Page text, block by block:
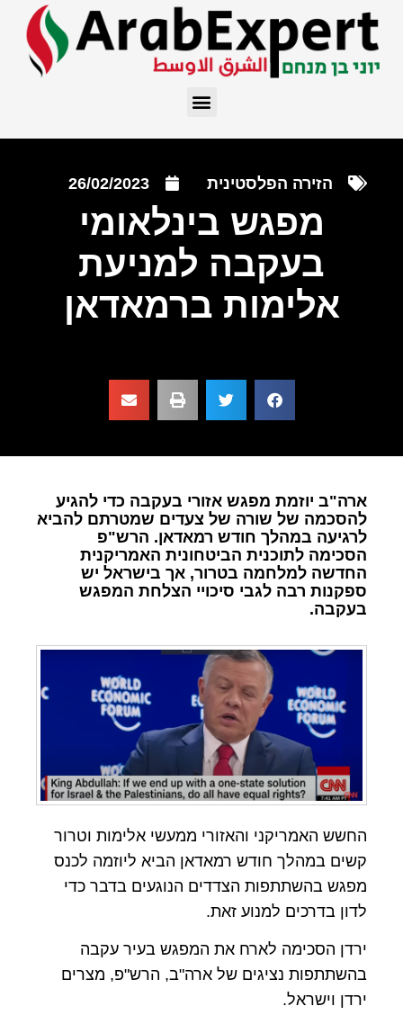
הזירה הפלסטינית 26/02/2023
מפגש בינלאומי
בעקבה למניעת
אלימות ברמאדאן
ארה"ב יוזמת מפגש אזורי בעקבה כדי להגיע
להסכמה של שורה של צעדים שמטרתם להביא
לרגיעה במהלך חודש רמאדאן. הרש"פ
הסכימה לתוכנית הביטחונית האמריקנית
החדשה למלחמה בטרור, אך בישראל יש
ספקנות רבה לגבי סיכויי הצלחת המפגש
בעקבה.
החשש האמריקני והאזורי ממעשי אלימות וטרור
קשים במהלך חודש רמאדאן הביא ליוזמה לכנס
מפגש בהשתתפות הצדדים הנוגעים בדבר כדי
לדון בדרכים למנוע זאת.
ירדן הסכימה לארח את המפגש בעיר עקבה
בהשתתפות נציגים של ארה"ב, הרש"פ, מצרים
ירדן וישראל.